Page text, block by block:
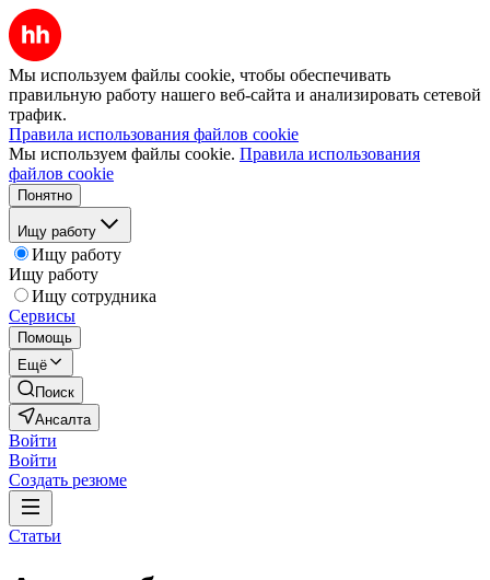
Мы используем файлы cookie, чтобы обеспечивать
правильную работу нашего веб-сайта и анализировать сетевой
трафик.
Правила использования файлов cookie
Мы используем файлы cookie. Правила использования
файлов cookie
Понятно
Ищу работу
Ищу работу
Ищу работу
Ищу сотрудника
Сервисы
Помощь
Ещё
Поиск
Ансалта
Войти
Войти
Создать резюме
Статьи